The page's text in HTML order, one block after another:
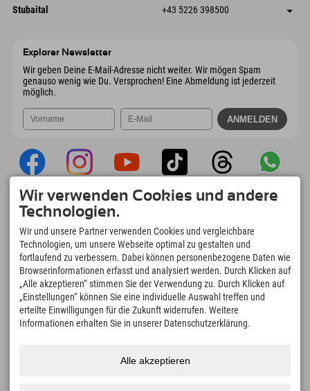
Österreich
Buchen
Dorfstraße 24
9546 Bad Kleinkirchheim
Adresse speichern
Anreiseinfos
Stubaital +43 5226 398500
Explorer Newsletter
Wir geben Deine E-Mail-Adresse nicht weiter. Wir mögen Spam
genauso wenig wie Du. Versprochen! Eine Abmeldung ist jederzeit
möglich.
Explorer App
Upload Deiner #ExplorerMoments, Mein
Explorer To Go mit Buchungsübersicht,
Bucketlist, Restaurantübersicht uvm. Jetzt
downloaden!
Zeit für Explorer Moments
166 4.634km
Pisten zum Skifahren und
97
Wir verwenden Cookies und andere
Technologien.
Wir und unsere Partner verwenden Cookies und vergleichbare
Technologien, um unsere Webseite optimal zu gestalten und
fortlaufend zu verbessern. Dabei können personenbezogene Daten wie
Browserinformationen erfasst und analysiert werden. Durch Klicken auf
„Alle akzeptieren“ stimmen Sie der Verwendung zu. Durch Klicken auf
„Einstellungen“ können Sie eine individuelle Auswahl treffen und
erteilte Einwilligungen für die Zukunft widerrufen. Weitere
Informationen erhalten Sie in unserer Datenschutzerklärung.
Alle akzeptieren